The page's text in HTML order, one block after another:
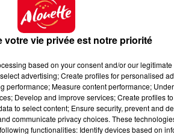
votre vie privée est notre priorité
based on your consent and/or our
advertising; Create profiles for personalised
performance; Measure content performance;
Develop and improve services; Create profiles
to select content; Ensure security, prevent and
communicate privacy choices. These
functionalities: Identify devices based on